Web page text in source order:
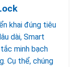
khai đúng tiêu
dài, Smart
minh bạch
Cụ thể, chúng